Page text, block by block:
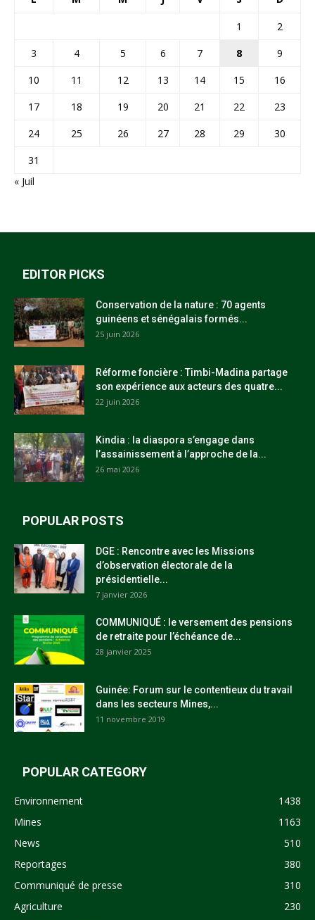
1
2
3
4 5 6 7 8
9
10
11 12 13 14 15
16
17
18 19 20 21 22
23
24
25 26 27 28 29
30
31
« Juil
EDITOR PICKS
Conservation de la nature : 70 agents
guinéens et sénégalais formés...
25 juin 2026
Réforme foncière : Timbi-Madina partage
son expérience aux acteurs des quatre...
22 juin 2026
Kindia : la diaspora s’engage dans
l’assainissement à l’approche de la...
26 mai 2026
POPULAR POSTS
DGE : Rencontre avec les Missions
d’observation électorale de la
présidentielle...
7 janvier 2026
COMMUNIQUÉ : le versement des pensions
de retraite pour l’échéance de...
28 janvier 2025
Guinée: Forum sur le contentieux du travail
dans les secteurs Mines,...
11 novembre 2019
POPULAR CATEGORY
Environnement
1438
Mines
1163
News
510
Reportages
380
Communiqué de presse
310
Agriculture
230